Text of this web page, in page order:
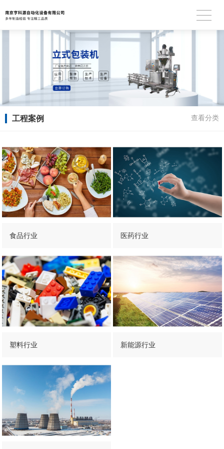
工程案例 查看分类
食品行业 医药行业
塑料行业 新能源行业